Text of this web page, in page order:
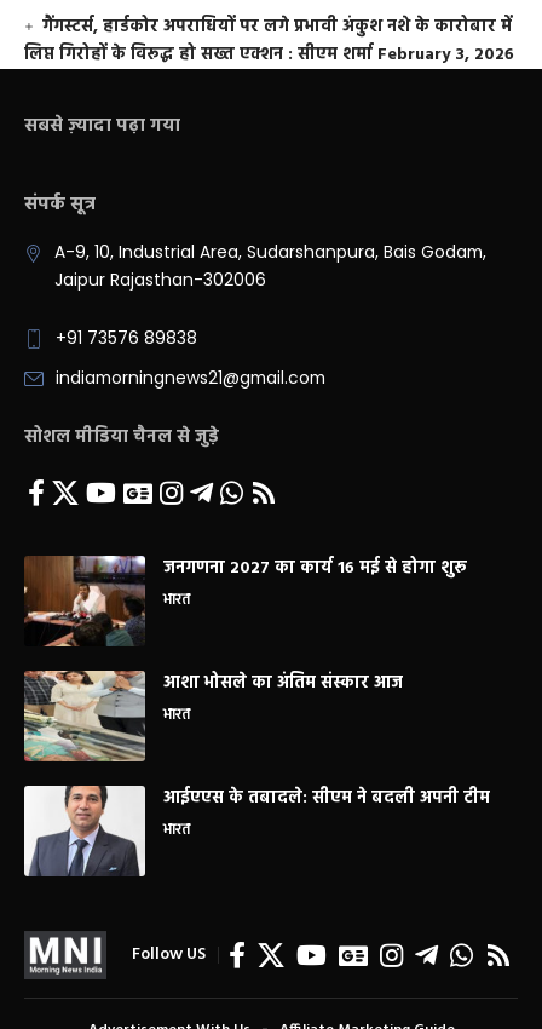
गैंगस्टर्स, हार्डकोर अपराधियों पर लगे प्रभावी अंकुश नशे के कारोबार में
लिप्त गिरोहों के विरूद्ध हो सख्त एक्शन : सीएम शर्मा February 3, 2026
सबसे ज़्यादा पढ़ा गया
संपर्क सूत्र
A-9, 10, Industrial Area, Sudarshanpura, Bais Godam,
Jaipur Rajasthan-302006
+91 73576 89838
indiamorningnews21@gmail.com
सोशल मीडिया चैनल से जुड़े
जनगणना 2027 का कार्य 16 मई से होगा शुरू
भारत
आशा भोसले का अंतिम संस्कार आज
भारत
आईएएस के तबादले: सीएम ने बदली अपनी टीम
भारत
Follow US